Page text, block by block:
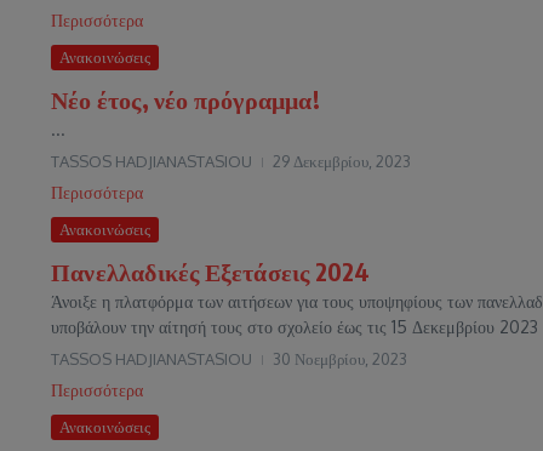
Περισσότερα
Ανακοινώσεις
Νέο έτος, νέο πρόγραμμα!
...
TASSOS HADJIANASTASIOU 29 Δεκεμβρίου, 2023
Περισσότερα
Ανακοινώσεις
Πανελλαδικές Εξετάσεις 2024
Άνοιξε η πλατφόρμα των αιτήσεων για τους υποψηφίους των
υποβάλουν την αίτησή τους στο σχολείο έως τις 15 Δεκεμβρίου
TASSOS HADJIANASTASIOU 30 Νοεμβρίου, 2023
Περισσότερα
Ανακοινώσεις